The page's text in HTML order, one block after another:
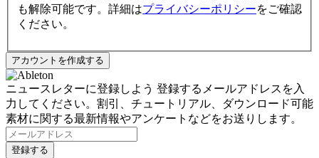
も解除可能です。詳細はプライバシーポリシーをご確認
ください。
ニュースレターに登録しよう 登録するメールアドレスを入
力してください。割引、チュートリアル、ダウンロード可能
素材に関する最新情報やアンケートなどをお送りします。